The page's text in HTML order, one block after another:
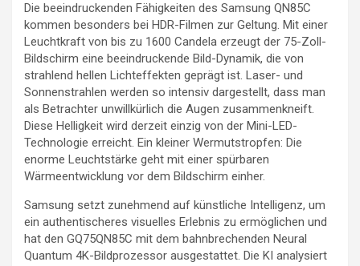
Die beeindruckenden Fähigkeiten des Samsung QN85C
kommen besonders bei HDR-Filmen zur Geltung. Mit einer
Leuchtkraft von bis zu 1600 Candela erzeugt der 75-Zoll-
Bildschirm eine beeindruckende Bild-Dynamik, die von
strahlend hellen Lichteffekten geprägt ist. Laser- und
Sonnenstrahlen werden so intensiv dargestellt, dass man
als Betrachter unwillkürlich die Augen zusammenkneift.
Diese Helligkeit wird derzeit einzig von der Mini-LED-
Technologie erreicht. Ein kleiner Wermutstropfen: Die
enorme Leuchtstärke geht mit einer spürbaren
Wärmeentwicklung vor dem Bildschirm einher.
Samsung setzt zunehmend auf künstliche Intelligenz, um
ein authentischeres visuelles Erlebnis zu ermöglichen und
hat den GQ75QN85C mit dem bahnbrechenden Neural
Quantum 4K-Bildprozessor ausgestattet. Die KI analysiert